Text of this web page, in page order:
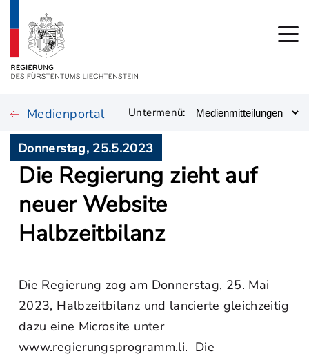
Medienportal Untermenü:
Donnerstag, 25.5.2023
Die Regierung zieht auf
neuer Website
Halbzeitbilanz
Die Regierung zog am Donnerstag, 25. Mai
2023, Halbzeitbilanz und lancierte gleichzeitig
dazu eine Microsite unter
www.regierungsprogramm.li. Die